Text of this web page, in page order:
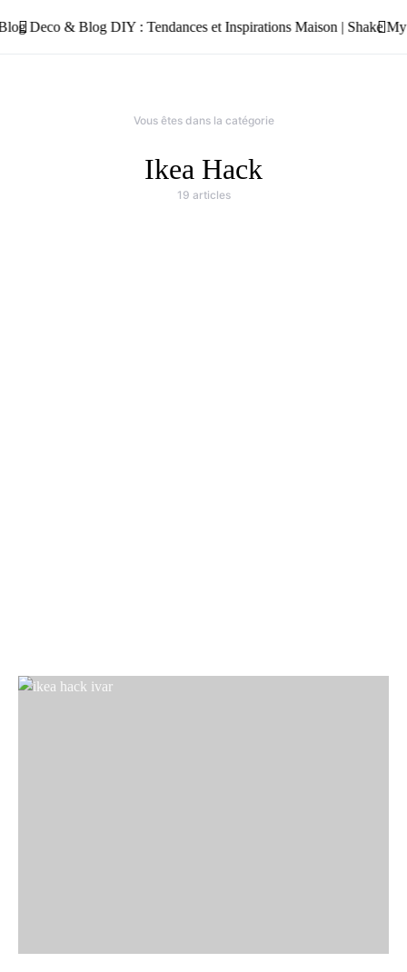
Vous êtes dans la catégorie
Ikea Hack
19 articles